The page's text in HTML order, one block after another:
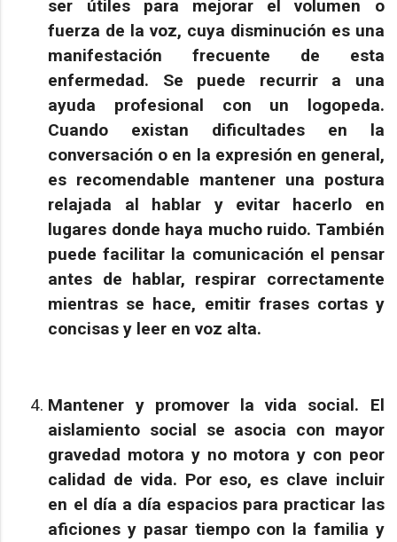
ser útiles para mejorar el volumen o
fuerza de la voz, cuya disminución es una
manifestación frecuente de esta
enfermedad. Se puede recurrir a una
ayuda profesional con un logopeda.
Cuando existan dificultades en la
conversación o en la expresión en general,
es recomendable mantener una postura
relajada al hablar y evitar hacerlo en
lugares donde haya mucho ruido. También
puede facilitar la comunicación el pensar
antes de hablar, respirar correctamente
mientras se hace, emitir frases cortas y
concisas y leer en voz alta.
Mantener y promover la vida social. El
aislamiento social se asocia con mayor
gravedad motora y no motora y con peor
calidad de vida. Por eso, es clave incluir
en el día a día espacios para practicar las
aficiones y pasar tiempo con la familia y